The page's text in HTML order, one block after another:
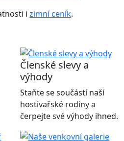
i zimní ceník.
Členské slevy a
výhody
Staňte se součástí naší
hostivařské rodiny a
čerpejte své výhody ihned.